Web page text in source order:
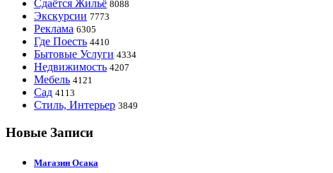
Сдаётся Жильё 8088
Экскурсии 7773
Реклама 6305
Где Поесть 4410
Бытовые Услуги 4334
Недвижимость 4207
Мебель 4121
Сад 4113
Стиль, Интерьер 3849
Новые Записи
Магазин Осака